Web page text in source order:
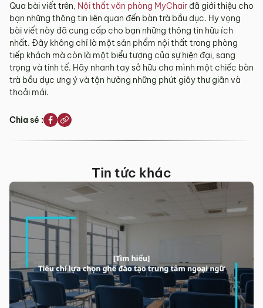
Qua bài viết trên, Nội thất văn phòng MyChair đã giới thiệu cho
bạn những thông tin liên quan đến bàn trà bầu dục. Hy vọng
bài viết này đã cung cấp cho bạn những thông tin hữu ích
nhất. Đây không chỉ là một sản phẩm nội thất trong phòng
tiếp khách mà còn là một biểu tượng của sự hiện đại, sang
trọng và tinh tế. Hãy nhanh tay sở hữu cho mình một chiếc bàn
trà bầu dục ưng ý và tận hưởng những phút giây thư giãn và
thoải mái.
Chia sẻ :
Tin tức khác